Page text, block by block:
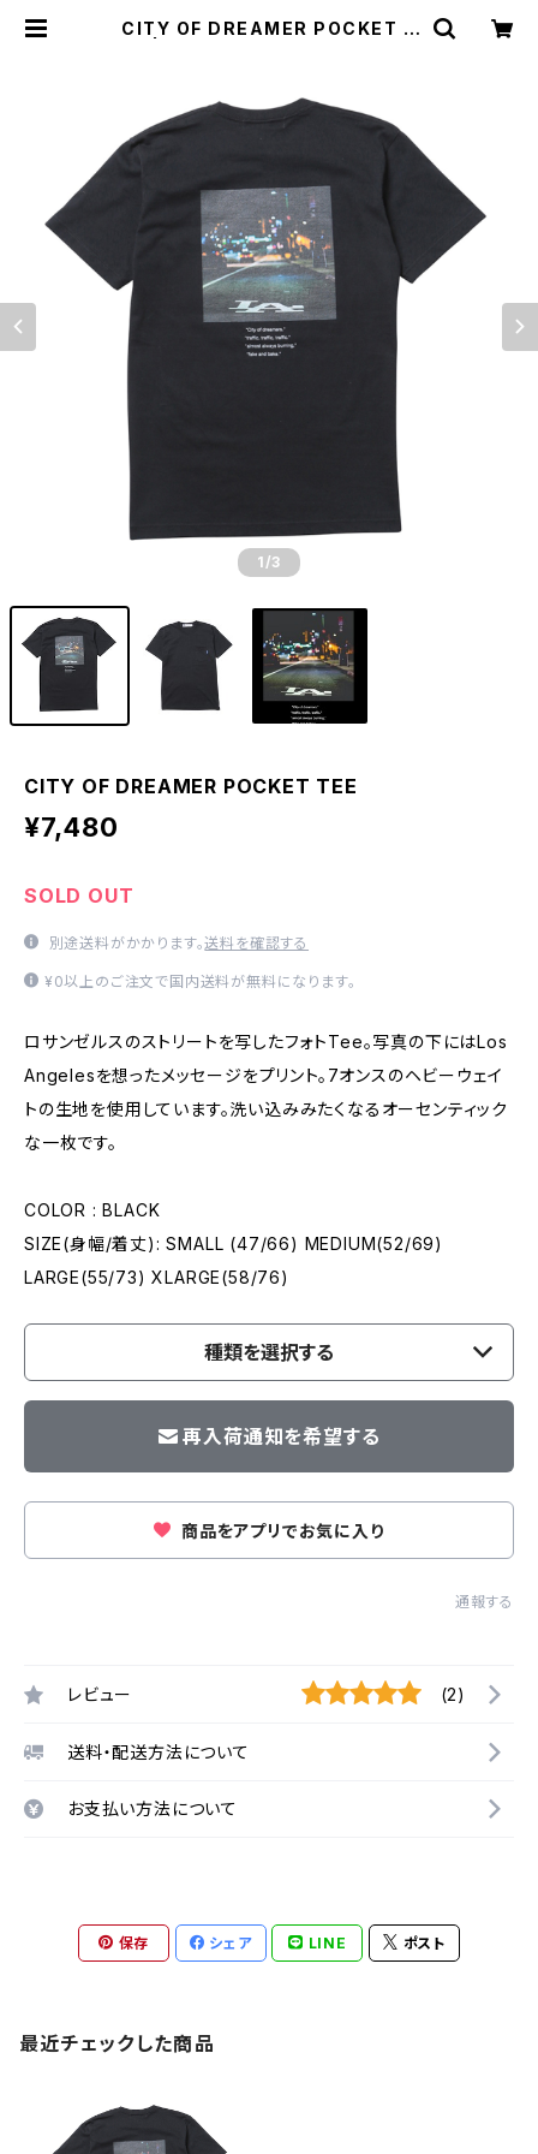
CITY OF DREAMER POCKET T
1 /3
CITY OF DREAMER POCKET TEE
¥7,480
SOLD OUT
別途送料がかかります。送料を確認する
¥0以上のご注文で国内送料が無料になります。
ロサンゼルスのストリートを写したフォトTee。写真の下にはLos
Angelesを想ったメッセージをプリント。7オンスのヘビーウェイ
トの生地を使用しています。洗い込みみたくなるオーセンティック
な一枚です。
COLOR : BLACK
SIZE(身幅/着丈): SMALL (47/66) MEDIUM(52/69)
LARGE(55/73) XLARGE(58/76)
種類を選択する
再入荷通知を希望する
商品をアプリでお気に入り
通報する
レビュー (2)
送料・配送方法について
お支払い方法について
保存 シェア LINE ポスト
最近チェックした商品